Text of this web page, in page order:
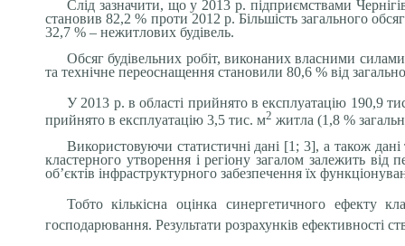
Слід зазначити, що у 2013 р. підприємствами
становив 82,2 % проти 2012 р. Більшість загального
32,7 % – нежитлових будівель.
Обсяг будівельних робіт, виконаних власними
та технічне переоснащення становили 80,6 % від
У 2013 р. в області прийнято в експлуатацію 190,9
прийнято в експлуатацію 3,5 тис. м2 житла (1,8 %
Використовуючи статистичні дані [1; 3], а також
кластерного утворення і регіону загалом залежить від
об’єктів інфраструктурного забезпечення їх
Тобто кількісна оцінка синергетичного ефекту
господарювання. Результати розрахунків ефективності